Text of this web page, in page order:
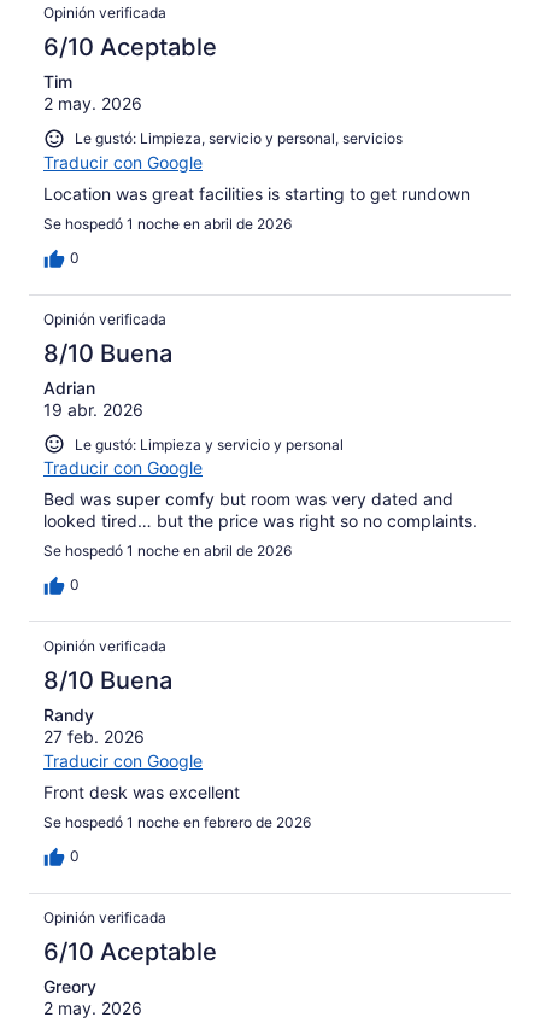
Opinión verificada
6/10 Aceptable
Tim
2 may. 2026
Le gustó: Limpieza, servicio y personal, servicios
Traducir con Google
Location was great facilities is starting to get rundown
Se hospedó 1 noche en abril de 2026
0
Opinión verificada
8/10 Buena
Adrian
19 abr. 2026
Le gustó: Limpieza y servicio y personal
Traducir con Google
Bed was super comfy but room was very dated and
looked tired… but the price was right so no complaints.
Se hospedó 1 noche en abril de 2026
0
Opinión verificada
8/10 Buena
Randy
27 feb. 2026
Traducir con Google
Front desk was excellent
Se hospedó 1 noche en febrero de 2026
0
Opinión verificada
6/10 Aceptable
Greory
2 may. 2026